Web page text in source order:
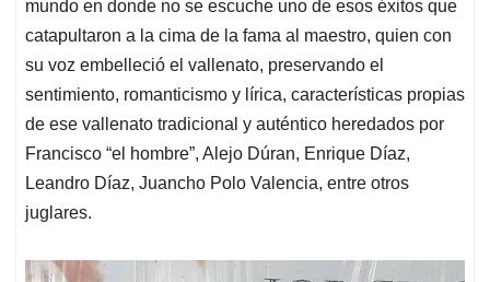
mundo en donde no se escuche uno de esos éxitos que
catapultaron a la cima de la fama al maestro, quien con
su voz embelleció el vallenato, preservando el
sentimiento, romanticismo y lírica, características propias
de ese vallenato tradicional y auténtico heredados por
Francisco “el hombre”, Alejo Dúran, Enrique Díaz,
Leandro Díaz, Juancho Polo Valencia, entre otros
juglares.